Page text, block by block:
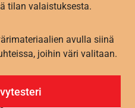
tilan valaistuksesta.
avulla siinä
joihin väri valitaan.